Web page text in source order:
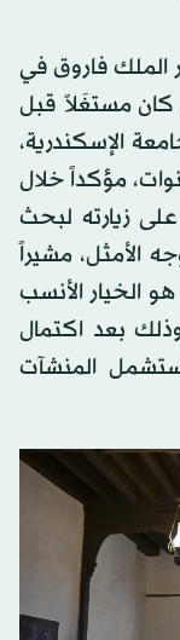
الملك فاروق في
كان مستغَلاً قبل
الإسكندرية،
دون استخدام منذ نحو 3 سنوات، مؤكداً خلال
زيارته لبحث
الأمثل، مشيراً
الخيار الأنسب
وذلك بعد اكتمال
ستشمل المنشآت